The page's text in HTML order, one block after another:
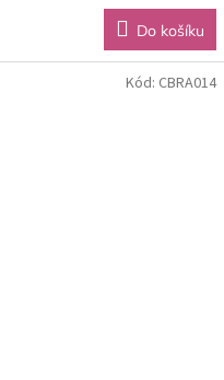
Do košíku
Kód: CBRA014